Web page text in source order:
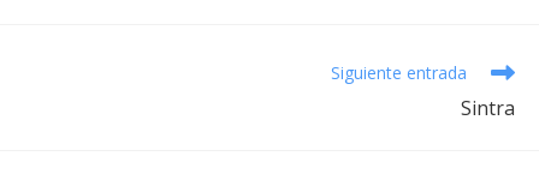
Siguiente entrada
Sintra